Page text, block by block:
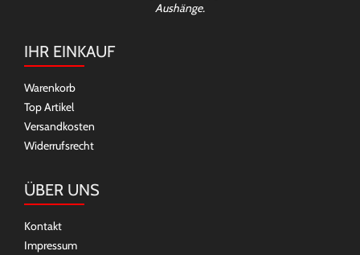
Aushänge.
IHR EINKAUF
Warenkorb
Top Artikel
Versandkosten
Widerrufsrecht
ÜBER UNS
Kontakt
Impressum